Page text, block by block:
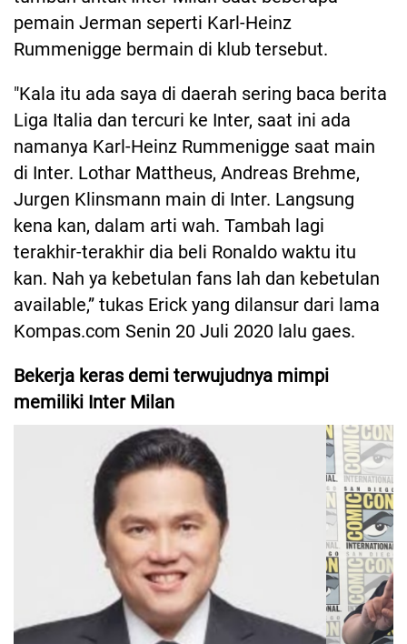
pemain Jerman seperti Karl-Heinz
Rummenigge bermain di klub tersebut.
"Kala itu ada saya di daerah sering baca berita
Liga Italia dan tercuri ke Inter, saat ini ada
namanya Karl-Heinz Rummenigge saat main
di Inter. Lothar Mattheus, Andreas Brehme,
Jurgen Klinsmann main di Inter. Langsung
kena kan, dalam arti wah. Tambah lagi
terakhir-terakhir dia beli Ronaldo waktu itu
kan. Nah ya kebetulan fans lah dan kebetulan
available,” tukas Erick yang dilansur dari lama
Kompas.com Senin 20 Juli 2020 lalu gaes.
Bekerja keras demi terwujudnya mimpi
memiliki Inter Milan